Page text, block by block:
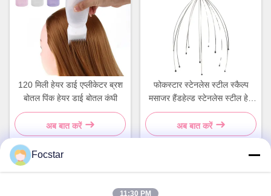
120 मिली हेयर डाई एप्लीकेटर ब्रश
बोतल पिंक हेयर डाई बोतल कंघी
अब बात करें
फोकस्टार स्टेनलेस स्टील स्कैल्प
मसाजर हैंडहेल्ड स्टेनलेस स्टील हेड
मसाजर
अब बात करें
Focstar
11:30 PM